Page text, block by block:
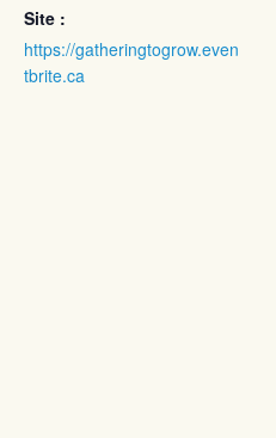
Site :
https://gatheringtogrow.even
tbrite.ca